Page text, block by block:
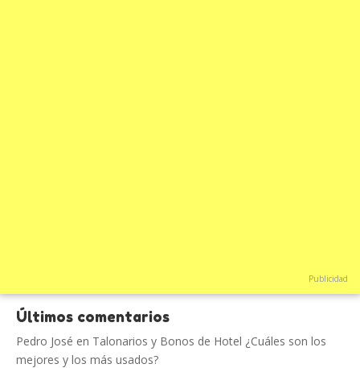
Publicidad
Últimos comentarios
Pedro José en Talonarios y Bonos de Hotel ¿Cuáles son los
mejores y los más usados?